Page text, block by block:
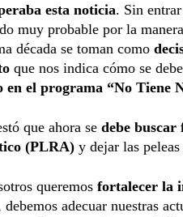
esta noticia. Sin
muy probable por la
década se toman como
que nos indica cómo se
en el programa “No Tiene
que ahora se debe
(PLRA) y dejar las
queremos fortalecer la
adecuar nuestras